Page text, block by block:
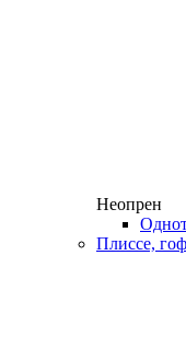
Неопрен
Плиссе,